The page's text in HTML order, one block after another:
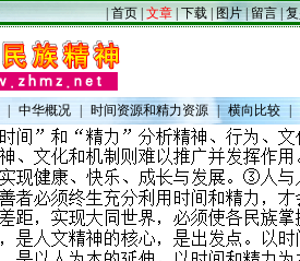
|首页|文章|下载| 图片|留言|
中华概况 时间资源和精力资源 | 横向比较